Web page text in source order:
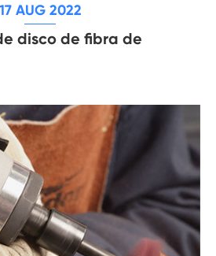
17 AUG 2022
disco de fibra de